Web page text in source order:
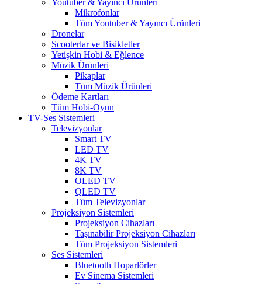
Youtuber & Yayıncı Ürünleri
Mikrofonlar
Tüm Youtuber & Yayıncı Ürünleri
Dronelar
Scooterlar ve Bisikletler
Yetişkin Hobi & Eğlence
Müzik Ürünleri
Pikaplar
Tüm Müzik Ürünleri
Ödeme Kartları
Tüm Hobi-Oyun
TV-Ses Sistemleri
Televizyonlar
Smart TV
LED TV
4K TV
8K TV
OLED TV
QLED TV
Tüm Televizyonlar
Projeksiyon Sistemleri
Projeksiyon Cihazları
Taşınabilir Projeksiyon Cihazları
Tüm Projeksiyon Sistemleri
Ses Sistemleri
Bluetooth Hoparlörler
Ev Sinema Sistemleri